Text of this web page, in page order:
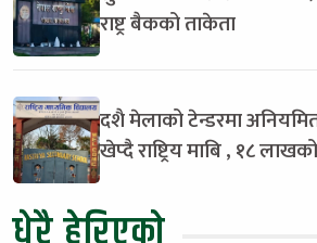
राष्ट्र बैकको ताकेता
दशै मेलाको टेन्डरमा
खेप्दै राष्ट्रिय माबि , १८